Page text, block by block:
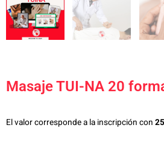
Masaje TUI-NA 20
El valor corresponde a la inscripción con